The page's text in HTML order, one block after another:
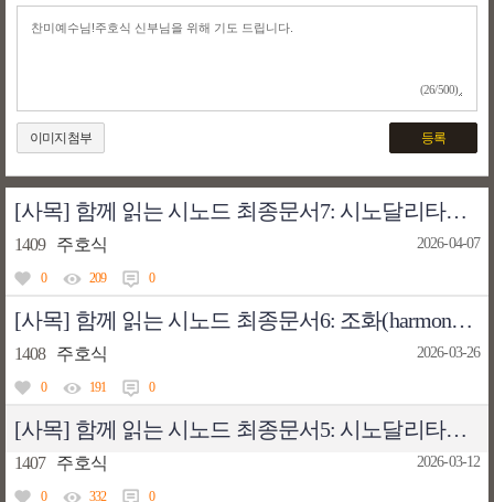
(26/500)
이미지첨부 등록
[사목] 함께 읽는 시노드 최종문서7: 시노달리타스 영성 - 제1부(43~46항)
1409 주호식 2026-04-07
0 209 0
[사목] 함께 읽는 시노드 최종문서6: 조화(harmony)로서 일치 - 제1부(34~42항)
1408 주호식 2026-03-26
0 191 0
[사목] 함께 읽는 시노드 최종문서5: 시노달리타스의 핵심적 의미 - 제1부(28~33항)
1407 주호식 2026-03-12
0 332 0